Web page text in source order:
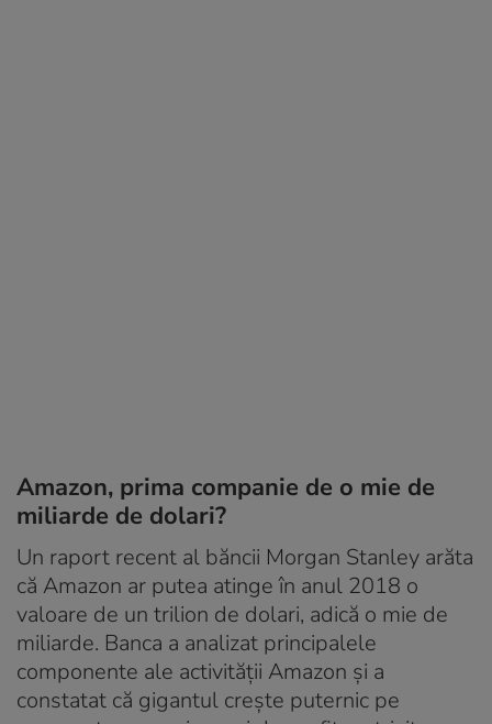
Amazon, prima companie de o mie de
miliarde de dolari?
Un raport recent al băncii Morgan Stanley arăta
că Amazon ar putea atinge în anul 2018 o
valoare de un trilion de dolari, adică o mie de
miliarde. Banca a analizat principalele
componente ale activității Amazon și a
constatat că gigantul crește puternic pe